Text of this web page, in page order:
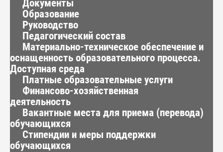
Документы
Образование
Руководство
Педагогический состав
Материально-техническое обеспечение и
оснащенность образовательного процесса.
Доступная среда
Платные образовательные услуги
Финансово-хозяйственная
деятельность
Вакантные места для приема (перевода)
обучающихся
Стипендии и меры поддержки
обучающихся